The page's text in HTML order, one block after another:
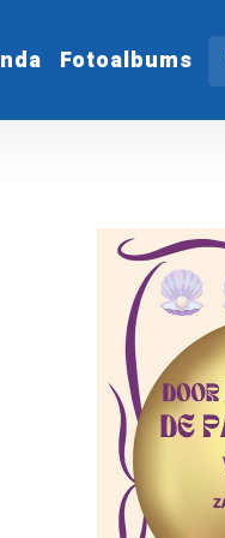
Fotoalbums